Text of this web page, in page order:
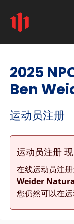
2025
Ben
运动员注册
运动员注册
在线运动员注
Weider
您仍然可以在